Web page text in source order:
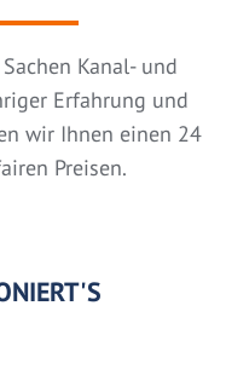
Kanal- und
Erfahrung und
wir Ihnen einen 24
Preisen.